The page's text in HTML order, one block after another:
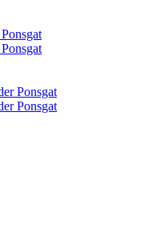
Ponsgat
Ponsgat